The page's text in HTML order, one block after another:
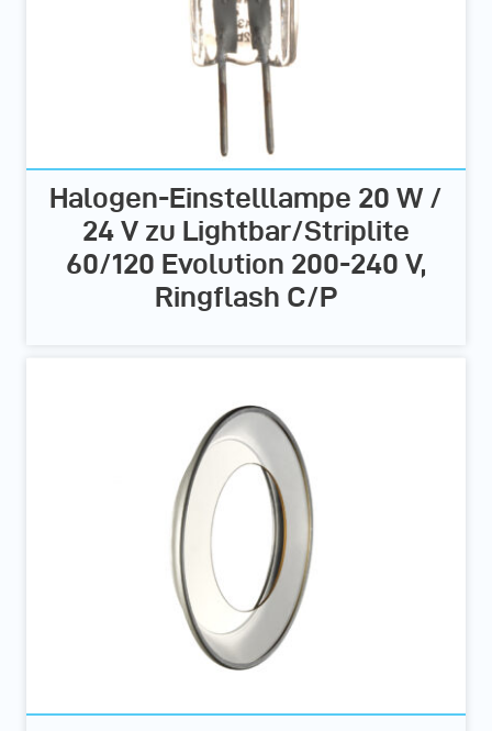
Halogen-Einstelllampe 20 W /
24 V zu Lightbar/Striplite
60/120 Evolution 200-240 V,
Ringflash C/P